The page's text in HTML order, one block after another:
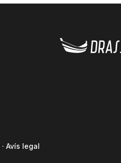
· Avís legal